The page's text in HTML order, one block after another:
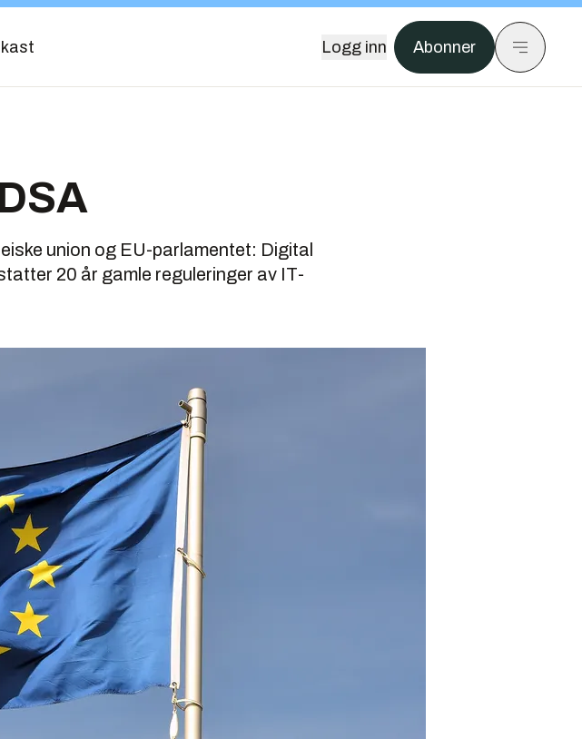
Logg inn Abonner
union og EU-parlamentet: Digital
20 år gamle reguleringer av IT-